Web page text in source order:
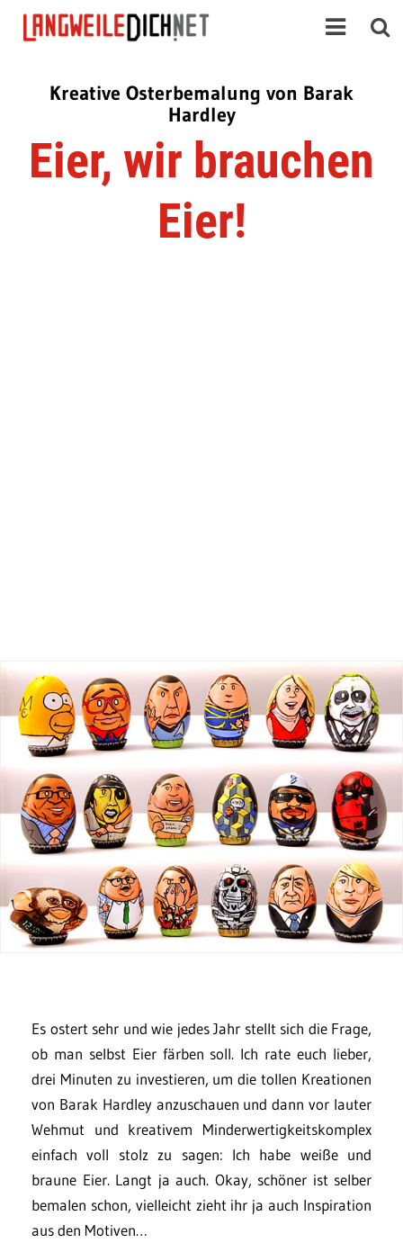
Kreative Osterbemalung von Barak
Hardley
Eier, wir brauchen
Eier!
Es ostert sehr und wie jedes Jahr stellt sich die Frage,
ob man selbst Eier färben soll. Ich rate euch lieber,
drei Minuten zu investieren, um die tollen Kreationen
von Barak Hardley anzuschauen und dann vor lauter
Wehmut und kreativem Minderwertigkeitskomplex
einfach voll stolz zu sagen: Ich habe weiße und
braune Eier. Langt ja auch. Okay, schöner ist selber
bemalen schon, vielleicht zieht ihr ja auch Inspiration
aus den Motiven…